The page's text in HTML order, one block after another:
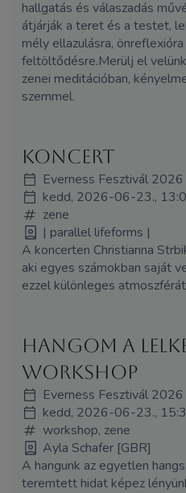
hallgatás és válaszadás
átjárják a teret és a testet,
mély ellazulásra,
feltöltődésre.Merülj el
zenei meditációban,
szemmel.
koncert
Everness Fesztivál 2026
kedd, 2026-06-23.,
zene
| parallel lifeforms |
A koncerten Christianna
aki egyes számokban saját
ezzel különleges
Hangom a
workshop
Everness Fesztivál 2026
kedd, 2026-06-23.,
workshop, zene
Ayla Schafer [GBR]
A hangunk az egyetlen
teremtett hidat képez